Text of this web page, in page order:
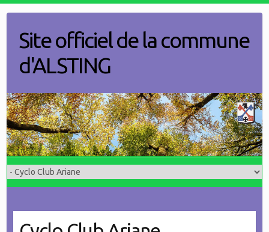
contentSite officiel de la commune
d'ALSTING